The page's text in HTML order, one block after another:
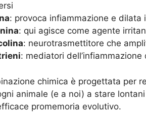
: provoca infiammazione e dilata
: qui agisce come agente
: neurotrasmettitore che
: mediatori
chimica è progettata per
animale (e a noi) a stare
promemoria evolutivo.